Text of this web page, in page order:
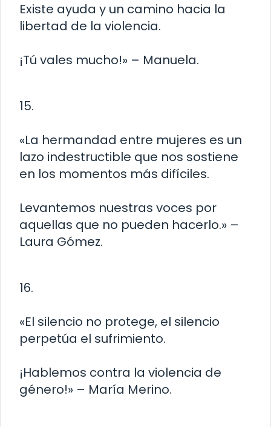
Existe ayuda y un camino hacia la
libertad de la violencia.
¡Tú vales mucho!» – Manuela.
15.
«La hermandad entre mujeres es un
lazo indestructible que nos sostiene
en los momentos más difíciles.
Levantemos nuestras voces por
aquellas que no pueden hacerlo.» –
Laura Gómez.
16.
«El silencio no protege, el silencio
perpetúa el sufrimiento.
¡Hablemos contra la violencia de
género!» – María Merino.